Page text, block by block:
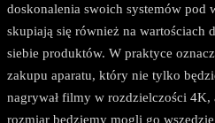
doskonalenia swoich systemów pod
skupiają się również na wartościach
siebie produktów. W praktyce
zakupu aparatu, który nie tylko
nagrywał filmy w rozdzielczości
rozmiar będziemy mogli go